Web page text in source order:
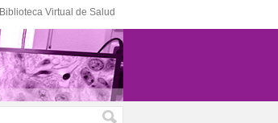
Biblioteca Virtual de Salud